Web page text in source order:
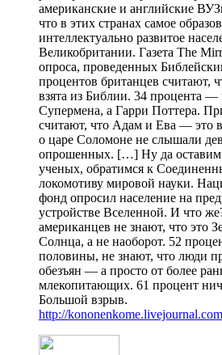
американские и английские
что в этих странах самое
интеллектуально развитое
Великобритании. Газета The
опроса, проведенных
процентов британцев считают,
взята из Библии. 34 процента —
Супермена, а Гарри Поттера.
считают, что Адам и Ева — это
о царе Соломоне не слышали
опрошенных. […] Ну да оставим
ученых, обратимся к
локомотиву мировой науки.
фонд опросил население на
устройстве Вселенной. И что
американцев не знают, что это
Солнца, а не наоборот. 52
половины, не знают, что люди
обезъян — а просто от более
млекопитающих. 61 процент
Большой взрыв.
http://